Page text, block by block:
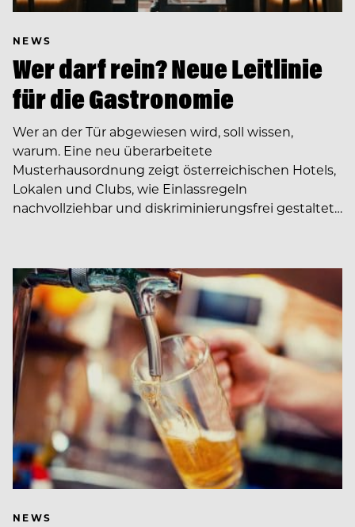
NEWS
Wer darf rein? Neue Leitlinie
für die Gastronomie
Wer an der Tür abgewiesen wird, soll wissen,
warum. Eine neu überarbeitete
Musterhausordnung zeigt österreichischen Hotels,
Lokalen und Clubs, wie Einlassregeln
nachvollziehbar und diskriminierungsfrei gestaltet…
NEWS